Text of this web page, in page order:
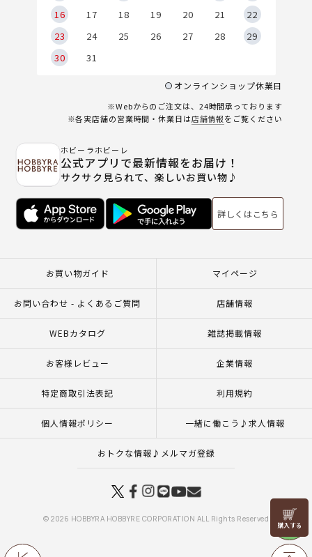
リリヤン
フェア
16
17 18 19 20 21
22
23
24 25 26 27 28
29
30
31
オンラインショップ休業日
※Webからのご注文は、24時間承っております
※各実店舗の営業時間・休業日は店舗情報をご覧ください
ホビーラホビーレ
公式アプリで最新情報をお届け！
サクサク見られて、楽しいお買い物♪
詳しくはこちら
お買い物ガイド マイページ
お問い合わせ - よくあるご質問 店舗情報
WEBカタログ 雑誌掲載情報
お客様レビュー 企業情報
特定商取引法表記 利用規約
個人情報ポリシー 一緒に働こう♪求人情報
おトクな情報♪メルマガ登録
© 2026 HOBBYRA HOBBYRE CORPORATION ALL Rights Reserved